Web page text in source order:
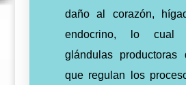
daño al corazón,
endocrino, lo cual
glándulas productoras
que regulan los